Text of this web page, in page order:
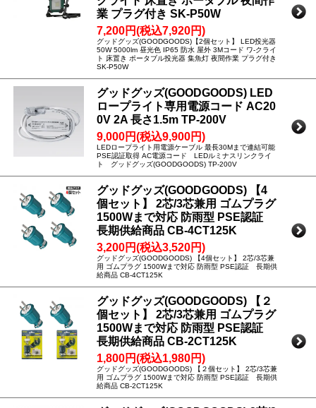
業 プラグ付き SK-P50W
7,200円(税込7,920円)
グッドグッズ(GOODGOODS)【2個セット】 LED投光器
50W 5000lm 昼光色 IP65 防水 屋外 3Mコード ワ-クライ
ト 床置き ポータブル投光器 集魚灯 夜間作業 プラグ付き
SK-P50W
グッドグッズ(GOODGOODS) LED
ロープライト専用電源コード AC20
0V 2A 長さ1.5m TP-200V
9,000円(税込9,900円)
LEDロープライト用電源ケーブル 最長30Mまで連結可能
PSE認証取得 AC電源コード LEDルミナスリンクライ
ト グッドグッズ(GOODGOODS) TP-200V
グッドグッズ(GOODGOODS) 【4
個セット】 2芯/3芯兼用 ゴムプラグ
1500Wまで対応 防雨型 PSE認証
長期供給商品 CB-4CT125K
3,200円(税込3,520円)
グッドグッズ(GOODGOODS) 【4個セット】 2芯/3芯兼
用 ゴムプラグ 1500Wまで対応 防雨型 PSE認証 長期供
給商品 CB-4CT125K
グッドグッズ(GOODGOODS) 【２
個セット】 2芯/3芯兼用 ゴムプラグ
1500Wまで対応 防雨型 PSE認証
長期供給商品 CB-2CT125K
1,800円(税込1,980円)
グッドグッズ(GOODGOODS) 【２個セット】 2芯/3芯兼
用 ゴムプラグ 1500Wまで対応 防雨型 PSE認証 長期供
給商品 CB-2CT125K